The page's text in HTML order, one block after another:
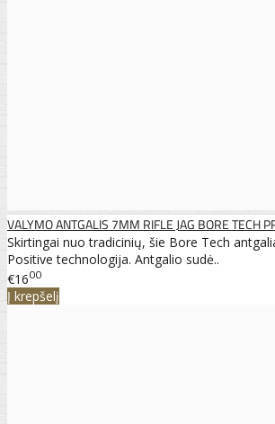
VALYMO ANTGALIS 7MM RIFLE JAG BORE TECH
Skirtingai nuo tradicinių, šie Bore Tech
Positive technologija. Antgalio sudė..
€1600
Į krepšelį